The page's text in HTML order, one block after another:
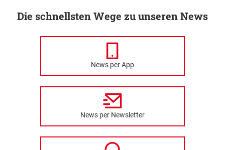
Die schnellsten Wege zu unseren News
News per App
News per Newsletter